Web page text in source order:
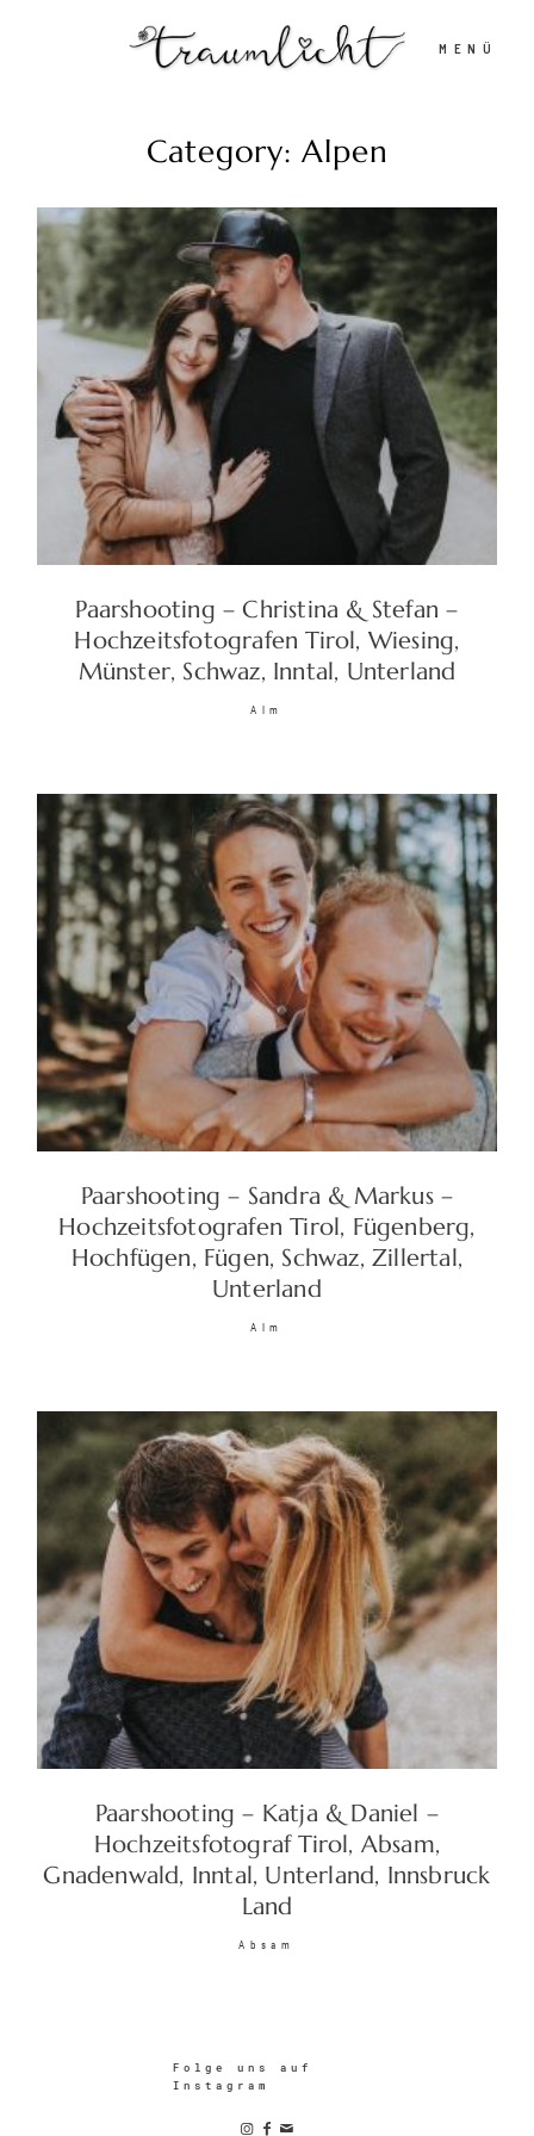
MENÜ
Category: Alpen
Paarshooting – Christina & Stefan –
Hochzeitsfotografen Tirol, Wiesing,
Münster, Schwaz, Inntal, Unterland
Alm
Paarshooting – Sandra & Markus –
Hochzeitsfotografen Tirol, Fügenberg,
Hochfügen, Fügen, Schwaz, Zillertal,
Unterland
Alm
Paarshooting – Katja & Daniel –
Hochzeitsfotograf Tirol, Absam,
Gnadenwald, Inntal, Unterland, Innsbruck
Land
Absam
Home
Portfolio
Stories
Kontakt
© 2026 Christoph Graus |
Impressum/Datenschutz/AGB|
| +43 (0)677 620 327 74 |
Folge uns auf
Instagram